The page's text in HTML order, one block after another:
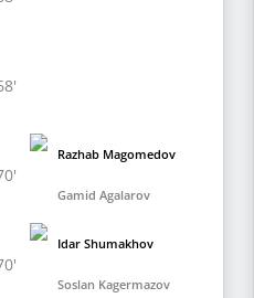
Razhab Magomedov
Gamid Agalarov
Idar Shumakhov
Soslan Kagermazov